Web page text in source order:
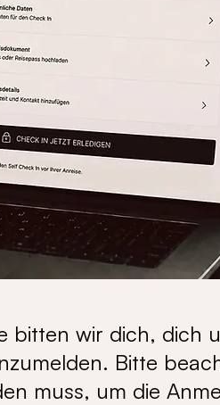
bitten wir dich, dich
Bitte
muss, um die